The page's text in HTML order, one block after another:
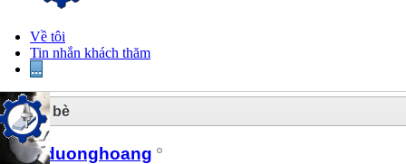
Về tôi
Tin nhắn khách thăm
...
5Bạn bè
duonghoang